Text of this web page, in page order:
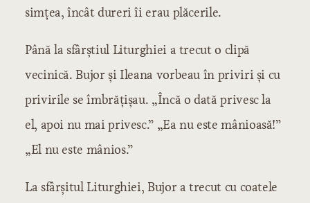
simțea, încât dureri îi erau plăcerile.
Până la sfârștiul Liturghiei a trecut o clipă
vecinică. Bujor și Ileana vorbeau în priviri și cu
privirile se îmbrățișau. „Încă o dată privesc la
el, apoi nu mai privesc.” „Ea nu este mânioasă!”
„El nu este mânios.”
La sfârșitul Liturghiei, Bujor a trecut cu coatele